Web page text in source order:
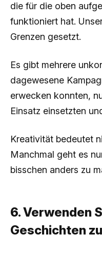
die für die oben
funktioniert hat.
Grenzen gesetzt.
Es gibt mehrere
dagewesene
erwecken konnten,
Einsatz einsetzten
Kreativität bedeutet
Manchmal geht es
bisschen anders zu
6. Verwenden
Geschichten